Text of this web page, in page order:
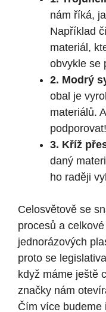
nám říká,
Například
materiál,
obvykle se
2. Modrý
obal je
materiálů.
podporovat!
3. Kříž
daný
ho raději
Celosvětově se
procesů a
jednorázových
proto se
když máme ještě
značky nám
Čím více budeme